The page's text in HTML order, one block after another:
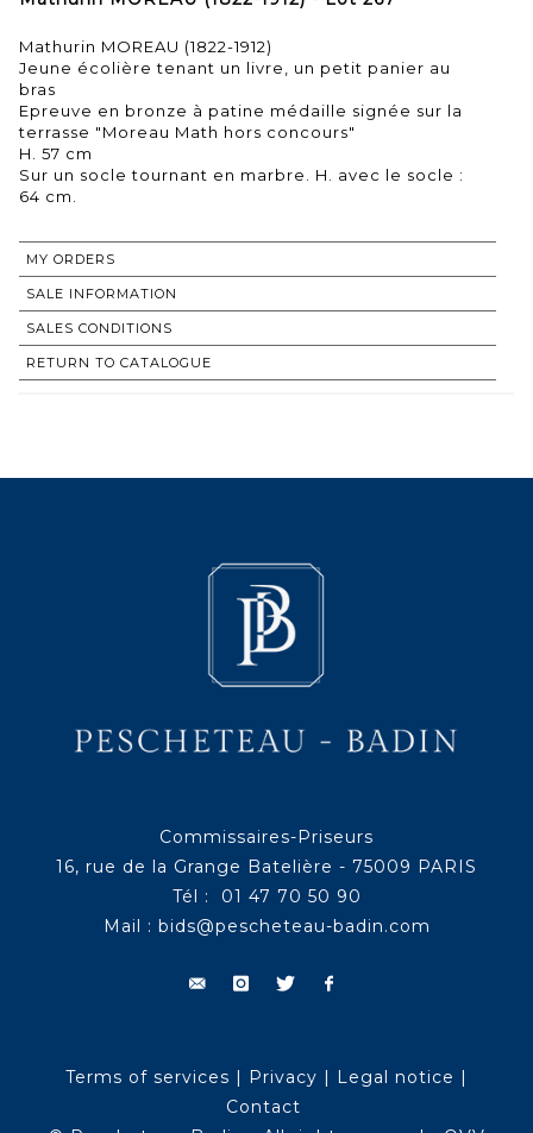
Mathurin MOREAU (1822-1912)
Jeune écolière tenant un livre, un petit panier au
bras
Epreuve en bronze à patine médaille signée sur la
terrasse "Moreau Math hors concours"
H. 57 cm
Sur un socle tournant en marbre. H. avec le socle :
64 cm.
MY ORDERS
SALE INFORMATION
SALES CONDITIONS
RETURN TO CATALOGUE
Commissaires-Priseurs
16, rue de la Grange Batelière - 75009 PARIS
Tél : 01 47 70 50 90
Mail : bids@pescheteau-badin.com
Terms of services | Privacy | Legal notice |
Contact